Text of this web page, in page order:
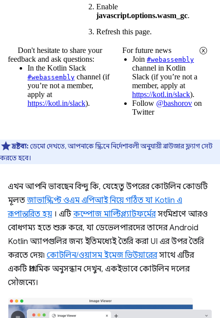
দ্রষ্টব্য:ডেমো দেখতে, আপনাকে স্ক্রিনে নির্দেশাবলী অনুযায়ী ব্রাউজার ফ্ল্যাগ সেট
করতে হবে।
এখন আপনি ভাবছেন বিন্দু কি, যেহেতু উপরের কোটলিন কোডটি
মূলত জাভাস্ক্রিপ্ট ওএম এপিআই নিয়ে গঠিত যা Kotlin এ
রূপান্তরিত হয় । এটিকম্পোজ মাল্টিপ্ল্যাটফর্মেরসংমিশ্রণে আরও
বোধগম্য হতে শুরু করে, যা ডেভেলপারদের তাদের Android
Kotlin অ্যাপগুলির জন্য ইতিমধ্যেই তৈরি করা UI এর উপর তৈরি
করতে দেয়৷ কোটলিন/ওয়াসম ইমেজ ভিউয়ারেরসাথে এটির
একটি প্রাথমিক অনুসন্ধান দেখুন, একইভাবে কোটলিন দলের
সৌজন্যে।